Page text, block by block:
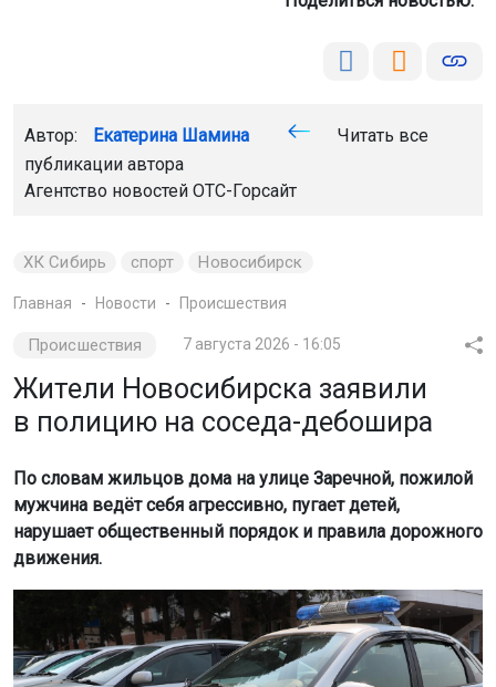
Автор: Екатерина Шамина
Читать все
публикации автора
Агентство новостей ОТС-Горсайт
ХК Сибирь спорт Новосибирск
Главная Новости Происшествия
Происшествия 7 августа 2026 - 16:05
Жители Новосибирска заявили
в полицию на соседа-дебошира
По словам жильцов дома на улице Заречной, пожилой
мужчина ведёт себя агрессивно, пугает детей,
нарушает общественный порядок и правила дорожного
движения.